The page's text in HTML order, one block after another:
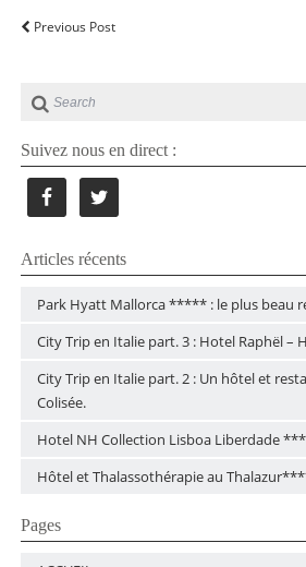
Previous Post
Suivez nous en direct :
Articles récents
Park Hyatt Mallorca ***** : le plus beau
City Trip en Italie part. 3 : Hotel Raphël
City Trip en Italie part. 2 : Un hôtel et
Colisée.
Hotel NH Collection Lisboa Liberdade
Hôtel et Thalassothérapie au
Pages